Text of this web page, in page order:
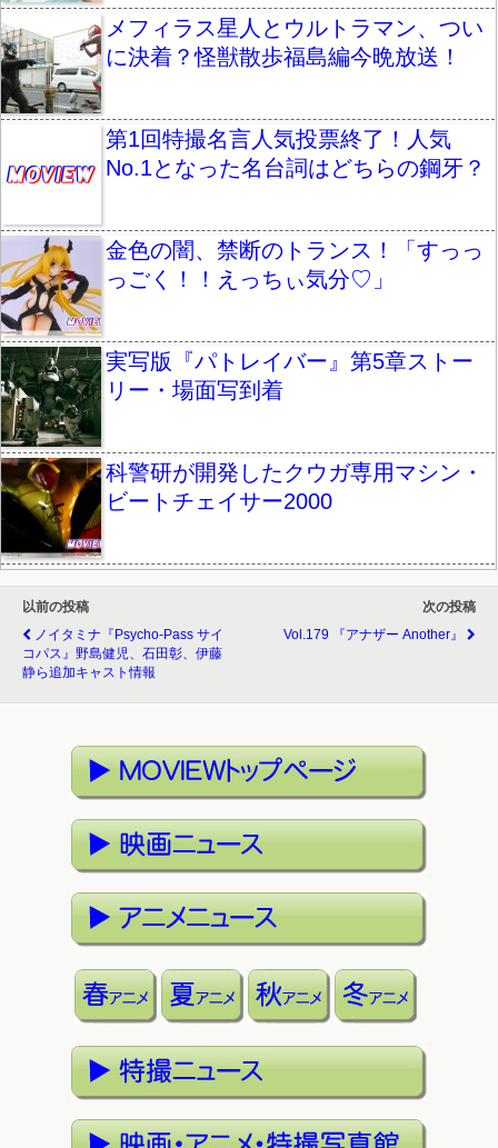
メフィラス星人とウルトラマン、つい
に決着？怪獣散歩福島編今晩放送！
第1回特撮名言人気投票終了！人気
No.1となった名台詞はどちらの鋼牙？
金色の闇、禁断のトランス！「すっっ
っごく！！えっちぃ気分♡」
実写版『パトレイバー』第5章ストー
リー・場面写到着
科警研が開発したクウガ専用マシン・
ビートチェイサー2000
以前の投稿
ノイタミナ『Psycho-Pass サイ
コパス』野島健児、石田彰、伊藤
静ら追加キャスト情報
次の投稿
Vol.179 『アナザー Another』